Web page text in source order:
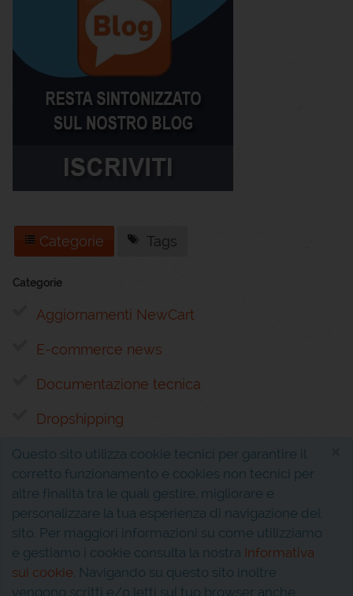
Questo sito utilizza cookie tecnici per garantire il
corretto funzionamento e cookies non tecnici per
altre finalità tra le quali gestire, migliorare e
personalizzare la tua esperienza di navigazione del
sito. Per maggiori informazioni su come utilizziamo
e gestiamo i cookie consulta la nostra Informativa
sui cookie. Navigando su questo sito inoltre
vengono scritti e/o letti sul tuo browser anche
Categorie Tags
Categorie
Aggiornamenti NewCart
E-commerce news
Documentazione tecnica
Dropshipping
Interferenza s.r.l.
P.I. 02810310611
Via Evangelista, 5
81020 San Nicola la Strada (CE)